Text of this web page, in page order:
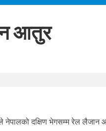
आतुर
नेपालको दक्षिण भेगसम्म रेल लैजान